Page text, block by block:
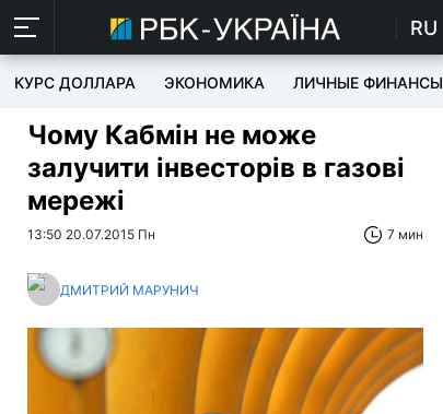
RU
КУРС ДОЛЛАРА ЭКОНОМИКА ЛИЧНЫЕ ФИНАНСЫ
Чому Кабмін не може
залучити інвесторів в газові
мережі
13:50 20.07.2015 Пн 7 мин
ДМИТРИЙ МАРУНИЧ